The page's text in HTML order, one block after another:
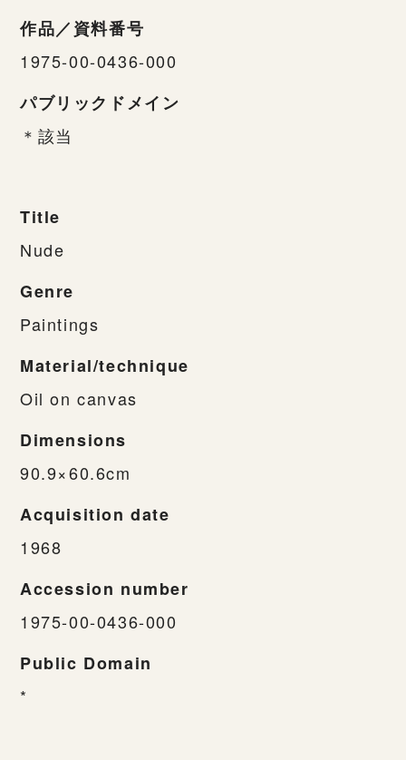
作品／資料番号
1975-00-0436-000
パブリックドメイン
＊該当
Title
Nude
Genre
Paintings
Material/technique
Oil on canvas
Dimensions
90.9×60.6cm
Acquisition date
1968
Accession number
1975-00-0436-000
Public Domain
*